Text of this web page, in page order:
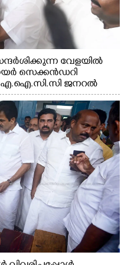
വേളയിൽ
സെക്കൻഡറി
എ.ഐ.സി.സി ജനറൽ
എം.പി കുരുന്നിനെ
സഹകരണ-എക്സൈസ്
മന്ത്രി ടി. സിദ്ദിഖ്,
എന്നിവർ സമീപം